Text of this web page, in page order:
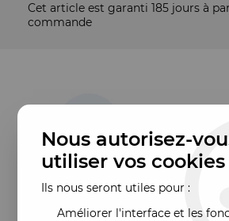
Cet article est garanti 185 jours à
commande
Nous autorisez-
utiliser vos cookies
Ils nous seront utiles pour :
Améliorer l'interface et les